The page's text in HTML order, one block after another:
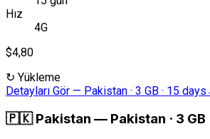
Hız
4G
$4,80
↻ Yükleme
Detayları Gör — Pakistan · 3 GB · 15 days
🇵🇰 Pakistan — Pakistan · 3